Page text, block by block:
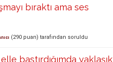
bıraktı ama ses
(290 puan) tarafından soruldu
bastırdığımda yaklaşık